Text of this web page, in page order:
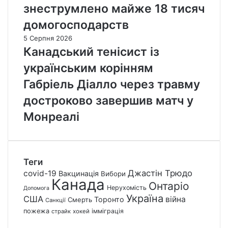
знеструмлено майже 18 тисяч
домогосподарств
5 Серпня 2026
Канадський тенісист із
українським корінням
Габріель Діалло через травму
достроково завершив матч у
Монреалі
Теги
covid-19 Вакцинація Вибори Джастін Трюдо
Допомога Канада Нерухомість Онтаріо
США Санкції Смерть Торонто Україна війна
пожежа страйк хокей імміграція